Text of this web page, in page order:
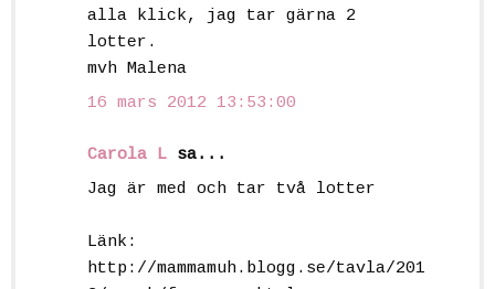
alla klick, jag tar gärna 2
lotter.
mvh Malena
16 mars 2012 13:53:00
Carola L sa...
Jag är med och tar två lotter
Länk:
http://mammamuh.blogg.se/tavla/201